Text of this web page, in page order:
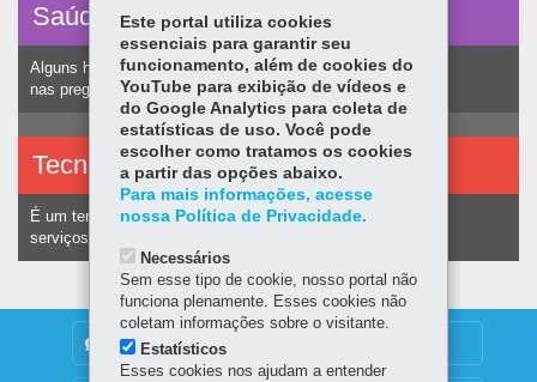
Saúde vocal
Alguns hábitos humanos podem ocasionar nódulos
nas pregas vocais e consequentemente alteração na voz.
Tecnologias assistivas
É um termo utilizado para identificar recursos e
serviços voltados a pessoas com deficiência.
DENUNCIE CORRUPÇÃO
Este portal utiliza cookies
essenciais para garantir seu
funcionamento, além de cookies do
YouTube para exibição de vídeos e
do Google Analytics para coleta de
estatísticas de uso. Você pode
escolher como tratamos os cookies
a partir das opções abaixo.
Para mais informações, acesse
nossa Política de Privacidade.
Necessários
Sem esse tipo de cookie, nosso portal não
funciona plenamente. Esses cookies não
coletam informações sobre o visitante.
Estatísticos
Esses cookies nos ajudam a entender